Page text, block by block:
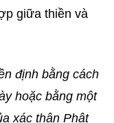
giữa thiền và
định bằng cách
hoặc bằng một
xác thân Phật